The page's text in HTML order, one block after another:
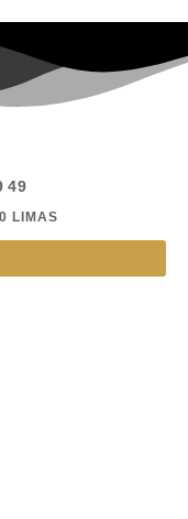
49
LIMAS​